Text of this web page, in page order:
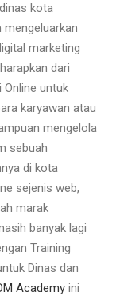
kota
marketing
dari
untuk
karyawan atau
mengelola
sebuah
di kota
sejenis web,
marak
banyak lagi
Training
Dinas dan
Academyini